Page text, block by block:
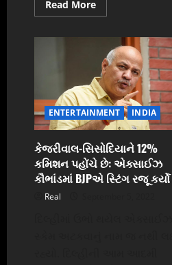
Read MoreRead
more
નવા
વડાપ્રધાન,
નામ
છે
લીઝ
ટ્રુસ
ENTERTAINMENT INDIA
કેજરીવાલ-સિસોદિયાને 12%
કમિશન પહોંચે છે: એક્સાઈઝ
કૌભાંડમાં BJPએ સ્ટિંગ રજૂ કર્યો
Real